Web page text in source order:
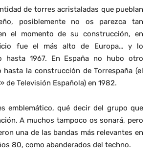
de torres acristaladas que pueblan
posiblemente no os parezca tan
el momento de su construcción, en
fue el más alto de Europa… y lo
hasta 1967. En España no hubo otro
hasta la construcción de Torrespaña (el
de Televisión Española) en 1982.
emblemático, qué decir del grupo que
A muchos tampoco os sonará, pero
una de las bandas más relevantes en
80, como abanderados del techno.